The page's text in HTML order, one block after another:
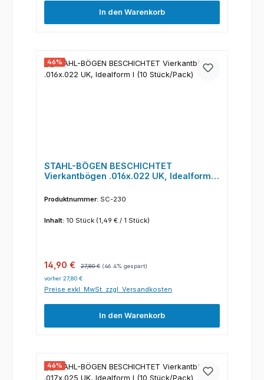
In den Warenkorb
46%
STAHL-BÖGEN BESCHICHTET
Vierkantbögen .016x.022 UK, Idealform I
Produktnummer: SC-230
Inhalt: 10 Stück (1,49 € / 1 Stück)
Verkaufspreis:
14,90 € 27,80 € (46.4% gespart)
vorher 27,80 €
Preise exkl. MwSt. zzgl. Versandkosten
In den Warenkorb
46%